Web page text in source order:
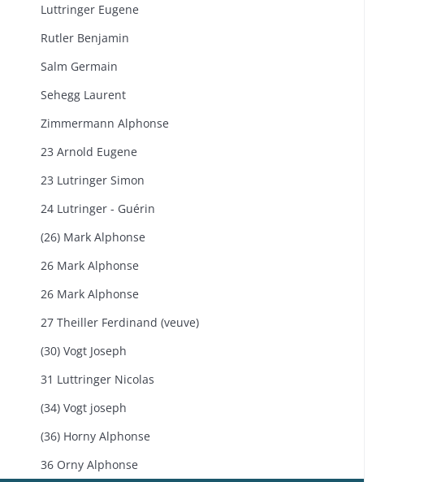
Luttringer Eugene
Rutler Benjamin
Salm Germain
Sehegg Laurent
Zimmermann Alphonse
23 Arnold Eugene
23 Lutringer Simon
24 Lutringer - Guérin
(26) Mark Alphonse
26 Mark Alphonse
26 Mark Alphonse
27 Theiller Ferdinand (veuve)
(30) Vogt Joseph
31 Luttringer Nicolas
(34) Vogt joseph
(36) Horny Alphonse
36 Orny Alphonse